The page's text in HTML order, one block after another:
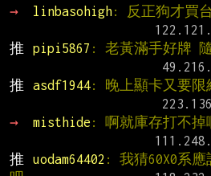
→
linbasohigh: 反正狗才買
推
pipi5867 : 老黃滿手好牌
推
asdf1944: 晚上顯卡又要限
→
misthide : 啊就庫存打不掉
推
uodam64402 : 我猜60X0系應